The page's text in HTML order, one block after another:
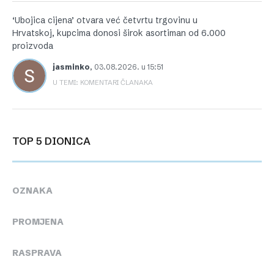
‘Ubojica cijena’ otvara već četvrtu trgovinu u
Hrvatskoj, kupcima donosi širok asortiman od 6.000
proizvoda
jasminko, 03.08.2026. u 15:51
U TEMI: KOMENTARI ČLANAKA
TOP 5 DIONICA
OZNAKA
PROMJENA
RASPRAVA